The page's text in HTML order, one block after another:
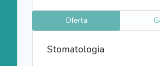
Oferta
Stomatologia